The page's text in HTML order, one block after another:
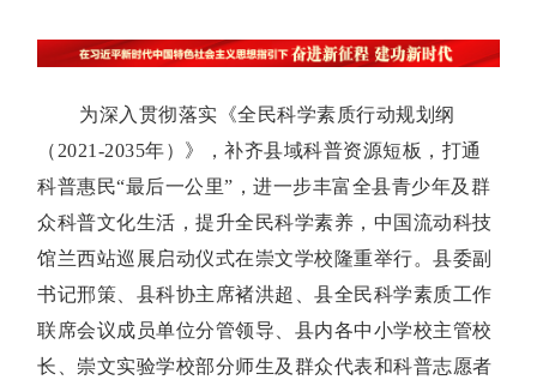
为深入贯彻落实《全民科学素质行动规划纲
（2021-2035年）》，补齐县域科普资源短板，打通
科普惠民“最后一公里”，进一步丰富全县青少年及群
众科普文化生活，提升全民科学素养，中国流动科技
馆兰西站巡展启动仪式在崇文学校隆重举行。县委副
书记邢策、县科协主席褚洪超、县全民科学素质工作
联席会议成员单位分管领导、县内各中小学校主管校
长、崇文实验学校部分师生及群众代表和科普志愿者